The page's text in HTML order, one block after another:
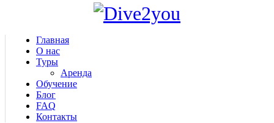
Главная
О нас
Туры
Аренда
Обучение
Блог
FAQ
Контакты